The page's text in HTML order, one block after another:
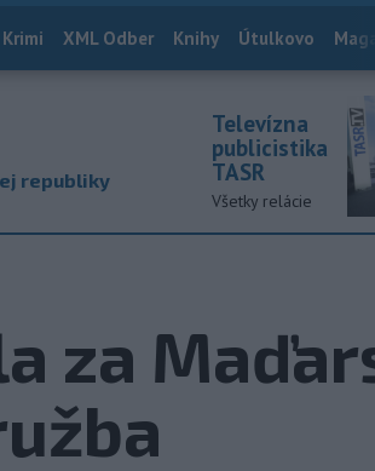
Krimi XML Odber Knihy Útulkovo
republiky
Televízna
publicistika
TASR
Všetky relácie
za